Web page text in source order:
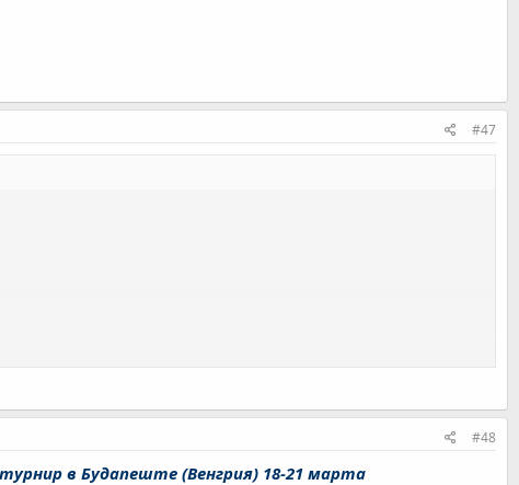
#47
#48
в Будапеште (Венгрия) 18-21 марта